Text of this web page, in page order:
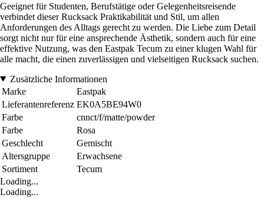
Geeignet für Studenten, Berufstätige oder Gelegenheitsreisende
verbindet dieser Rucksack Praktikabilität und Stil, um allen
Anforderungen des Alltags gerecht zu werden. Die Liebe zum Detail
sorgt nicht nur für eine ansprechende Ästhetik, sondern auch für eine
effektive Nutzung, was den Eastpak Tecum zu einer klugen Wahl für
alle macht, die einen zuverlässigen und vielseitigen Rucksack suchen.
Zusätzliche Informationen
Marke
Eastpak
Lieferantenreferenz EK0A5BE94W0
Farbe
cnnct/f/matte/powder
Farbe
Rosa
Geschlecht
Gemischt
Altersgruppe
Erwachsene
Sortiment
Tecum
Loading...
Loading...